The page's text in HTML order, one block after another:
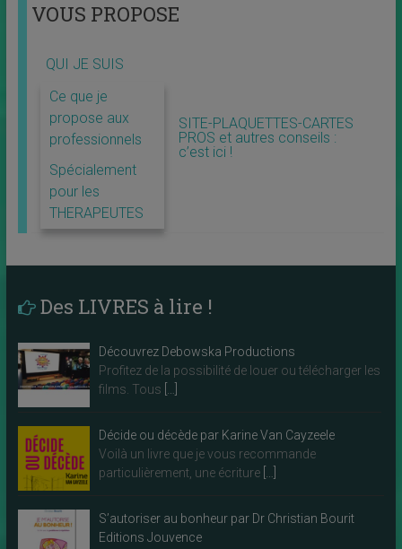
VOUS PROPOSE
QUI JE SUIS
Ce que je
propose aux
professionnels
Spécialement
pour les
THERAPEUTES
SITE-PLAQUETTES-CARTES
PROS et autres conseils :
c’est ici !
Des LIVRES à lire !
Découvrez Debowska Productions
Profitez de la possibilité de louer ou télécharger les
films. Tous […]
Décide ou décède par Karine Van Cayzeele
Voilà un livre que je vous recommande
particulièrement, une écriture […]
S’autoriser au bonheur par Dr Christian Bourit
Editions Jouvence